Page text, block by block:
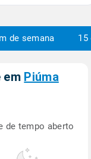
de semana 15
em Piúma
de tempo aberto